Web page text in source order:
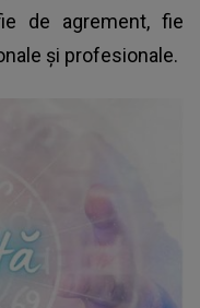
de agrement, fie
și profesionale.